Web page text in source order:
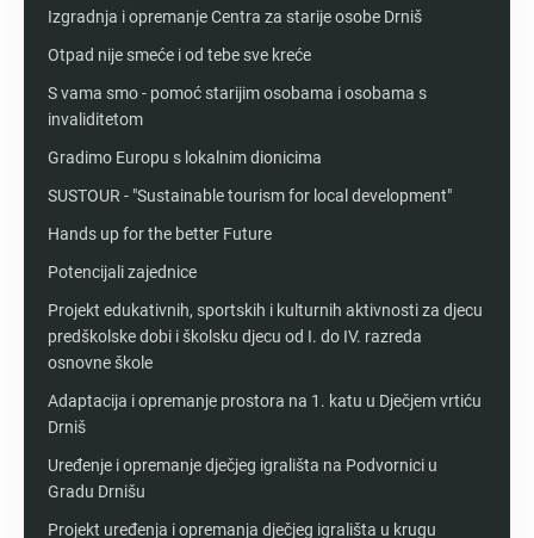
Izgradnja i opremanje Centra za starije osobe Drniš
Otpad nije smeće i od tebe sve kreće
S vama smo - pomoć starijim osobama i osobama s
invaliditetom
Gradimo Europu s lokalnim dionicima
SUSTOUR - "Sustainable tourism for local development"
Hands up for the better Future
Potencijali zajednice
Projekt edukativnih, sportskih i kulturnih aktivnosti za djecu
predškolske dobi i školsku djecu od I. do IV. razreda
osnovne škole
Adaptacija i opremanje prostora na 1. katu u Dječjem vrtiću
Drniš
Uređenje i opremanje dječjeg igrališta na Podvornici u
Gradu Drnišu
Projekt uređenja i opremanja dječjeg igrališta u krugu